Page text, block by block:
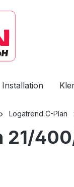
Installation
Logatrend C-Plan
21/